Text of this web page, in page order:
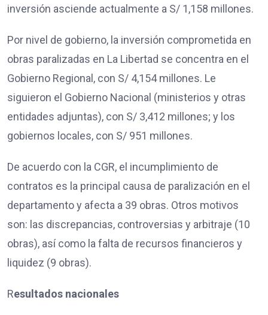
inversión asciende actualmente a S/ 1,158 millones.
Por nivel de gobierno, la inversión comprometida en
obras paralizadas en La Libertad se concentra en el
Gobierno Regional, con S/ 4,154 millones. Le
siguieron el Gobierno Nacional (ministerios y otras
entidades adjuntas), con S/ 3,412 millones; y los
gobiernos locales, con S/ 951 millones.
De acuerdo con la CGR, el incumplimiento de
contratos es la principal causa de paralización en el
departamento y afecta a 39 obras. Otros motivos
son: las discrepancias, controversias y arbitraje (10
obras), así como la falta de recursos financieros y
liquidez (9 obras).
Resultados nacionales